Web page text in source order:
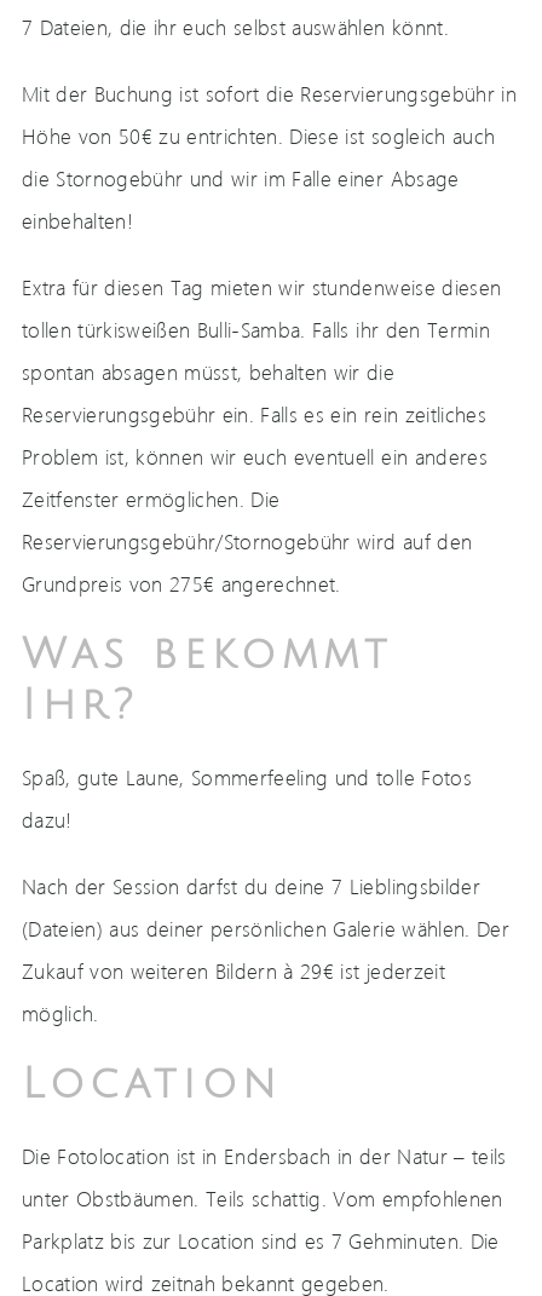
7 Dateien, die ihr euch selbst auswählen könnt.
Mit der Buchung ist sofort die Reservierungsgebühr in
Höhe von 50€ zu entrichten. Diese ist sogleich auch
die Stornogebühr und wir im Falle einer Absage
einbehalten!
Extra für diesen Tag mieten wir stundenweise diesen
tollen türkisweißen Bulli-Samba. Falls ihr den Termin
spontan absagen müsst, behalten wir die
Reservierungsgebühr ein. Falls es ein rein zeitliches
Problem ist, können wir euch eventuell ein anderes
Zeitfenster ermöglichen. Die
Reservierungsgebühr/Stornogebühr wird auf den
Grundpreis von 275€ angerechnet.
Was bekommt
Ihr?
Spaß, gute Laune, Sommerfeeling und tolle Fotos
dazu!
Nach der Session darfst du deine 7 Lieblingsbilder
(Dateien) aus deiner persönlichen Galerie wählen. Der
Zukauf von weiteren Bildern à 29€ ist jederzeit
möglich.
Location
Die Fotolocation ist in Endersbach in der Natur – teils
unter Obstbäumen. Teils schattig. Vom empfohlenen
Parkplatz bis zur Location sind es 7 Gehminuten. Die
Location wird zeitnah bekannt gegeben.